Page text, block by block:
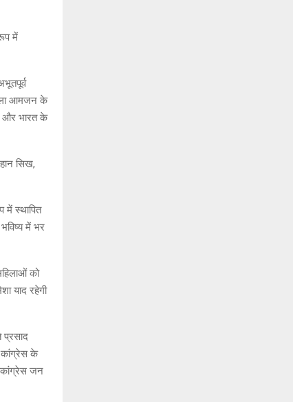
में
आमजन के
और भारत के
सिख,
में स्थापित
में भर
को
याद रहेगी
प्रसाद
कांग्रेस के
कांग्रेस जन